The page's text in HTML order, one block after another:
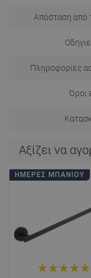
Απόσταση από
Πληροφορίες
Όροι
Αξίζει να
ΗΜΈΡΕΣ ΜΠΆΝΙΟΥ